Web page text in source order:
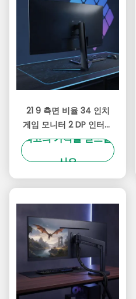
21 9 측면 비율 34 인치
게임 모니터 2 DP 인터페
이스와 100 X 100 mm
최고의 가격을 얻으십
시오